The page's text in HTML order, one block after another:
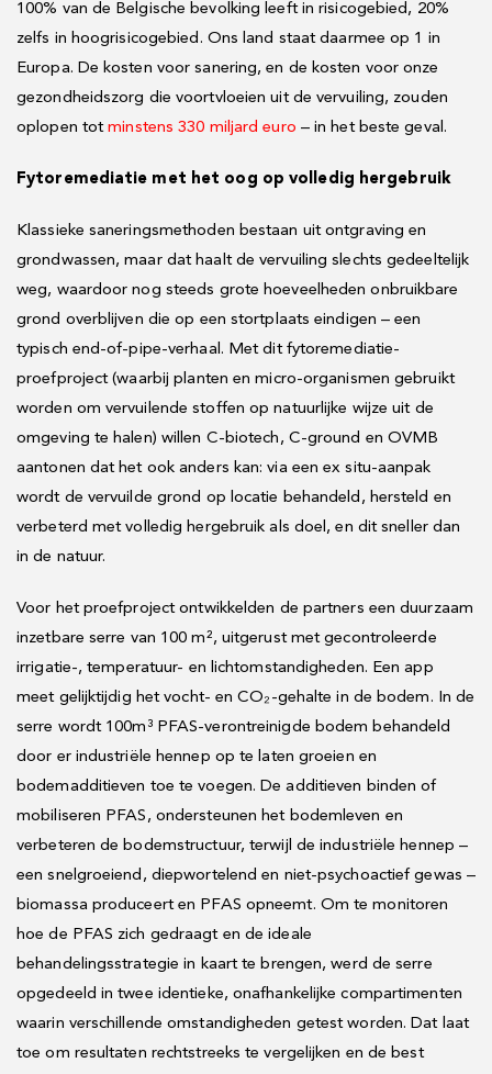
100% van de Belgische bevolking leeft in risicogebied, 20%
zelfs in hoogrisicogebied. Ons land staat daarmee op 1 in
Europa. De kosten voor sanering, en de kosten voor onze
gezondheidszorg die voortvloeien uit de vervuiling, zouden
oplopen totminstens 330 miljard euro – in het beste geval.
Fytoremediatie met het oog op volledig hergebruik
Klassieke saneringsmethoden bestaan uit ontgraving en
grondwassen, maar dat haalt de vervuiling slechts gedeeltelijk
weg, waardoor nog steeds grote hoeveelheden onbruikbare
grond overblijven die op een stortplaats eindigen – een
typisch end-of-pipe-verhaal. Met dit fytoremediatie-
proefproject (waarbij planten en micro-organismen gebruikt
worden om vervuilende stoffen op natuurlijke wijze uit de
omgeving te halen) willen C-biotech, C-ground en OVMB
aantonen dat het ook anders kan: via een ex situ-aanpak
wordt de vervuilde grond op locatie behandeld, hersteld en
verbeterd met volledig hergebruik als doel, en dit sneller dan
in de natuur.
Voor het proefproject ontwikkelden de partners een duurzaam
inzetbare serre van 100 m², uitgerust met gecontroleerde
irrigatie-, temperatuur- en lichtomstandigheden. Een app
meet gelijktijdig het vocht- en CO₂-gehalte in de bodem. In de
serre wordt 100m³ PFAS-verontreinigde bodem behandeld
door er industriële hennep op te laten groeien en
bodemadditieven toe te voegen. De additieven binden of
mobiliseren PFAS, ondersteunen het bodemleven en
verbeteren de bodemstructuur, terwijl de industriële hennep –
een snelgroeiend, diepwortelend en niet-psychoactief gewas –
biomassa produceert en PFAS opneemt. Om te monitoren
hoe de PFAS zich gedraagt en de ideale
behandelingsstrategie in kaart te brengen, werd de serre
opgedeeld in twee identieke, onafhankelijke compartimenten
waarin verschillende omstandigheden getest worden. Dat laat
toe om resultaten rechtstreeks te vergelijken en de best